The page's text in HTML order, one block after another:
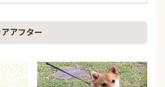
アフター